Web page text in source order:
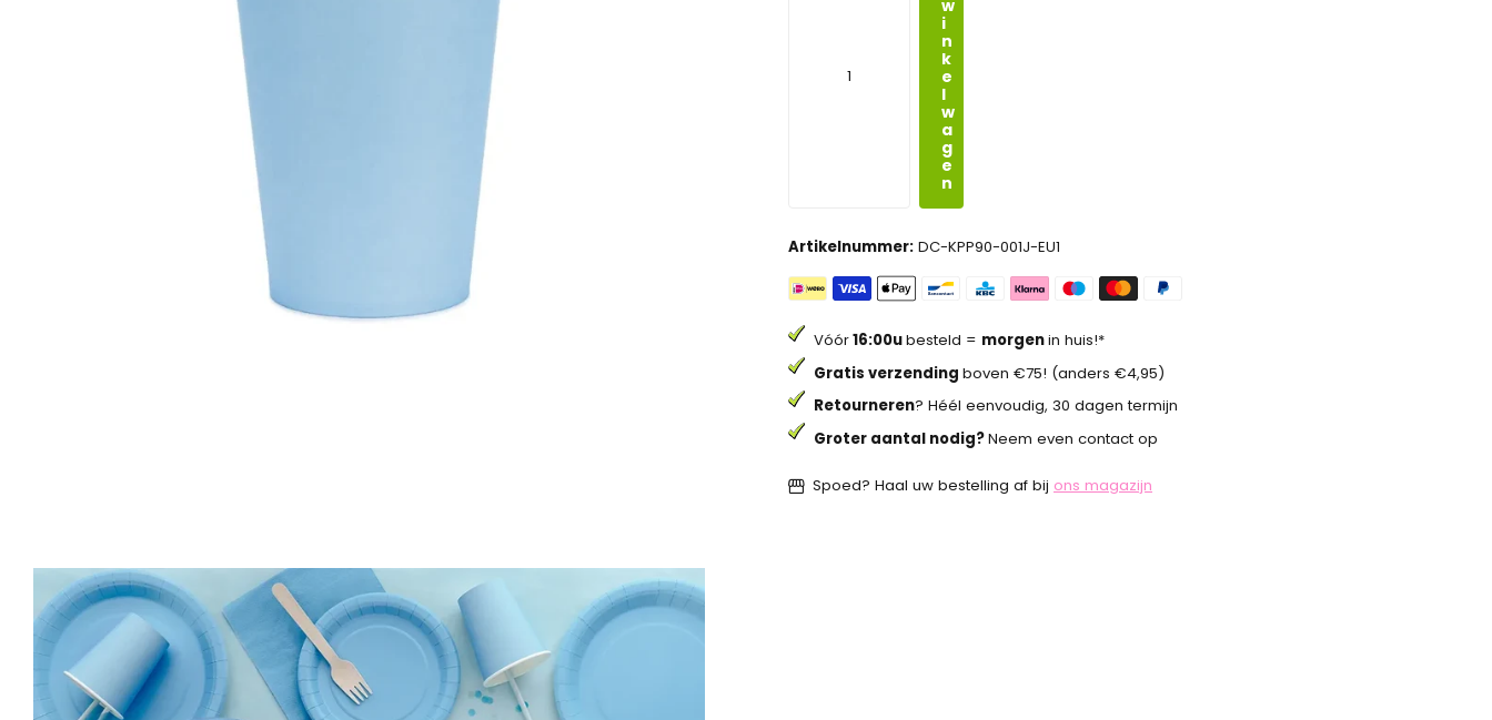
w
i
n
k
e
l
w
a
g
e
n
Artikelnummer:DC-KPP90-001J-EU1
Vóór16:00ubesteld = morgenin huis!*
Gratis verzending boven €75! (anders €4,95)
Retourneren? Héél eenvoudig, 30 dagen termijn
Groter aantal nodig?Neem even contact op
Spoed? Haal uw bestelling af bij ons magazijn